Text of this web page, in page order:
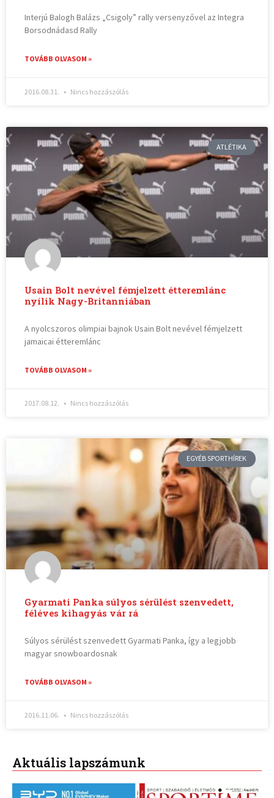
Interjú Balogh Balázs „Csigoly” rally versenyzővel az Integra
Borsodnádasd Rally
TOVÁBB OLVASOM »
2016.08.31. Nincs hozzászólás
ATLÉTIKA
Usain Bolt nevével fémjelzett étteremlánc
nyílik Nagy-Britanniában
A nyolcszoros olimpiai bajnok Usain Bolt nevével fémjelzett
jamaicai étteremlánc
TOVÁBB OLVASOM »
2017.08.12. Nincs hozzászólás
EGYÉB SPORTHÍREK
Gyarmati Panka súlyos sérülést szenvedett,
féléves kihagyás vár rá
Súlyos sérülést szenvedett Gyarmati Panka, így a legjobb
magyar snowboardosnak
TOVÁBB OLVASOM »
2016.11.06. Nincs hozzászólás
Aktuális lapszámunk